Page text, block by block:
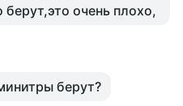
берут,это очень плохо,
берут?